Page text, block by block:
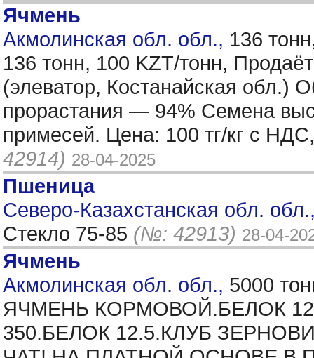
Ячмень
Акмолинская обл. обл., 136
136 тонн, 100 KZT/тонн,
(элеватор, Костанайская обл.)
прорастания — 94% Семена
примесей. Цена: 100 тг/кг с
42914) 28-04-2025
Пшеница
Северо-Казахстанская обл.
Стекло 75-85 (№: 42913) 28-04-
Ячмень
Акмолинская обл. обл., 5000
ЯЧМЕНЬ КОРМОВОЙ.БЕЛОК
350.БЕЛОК 12.5.КЛУБ